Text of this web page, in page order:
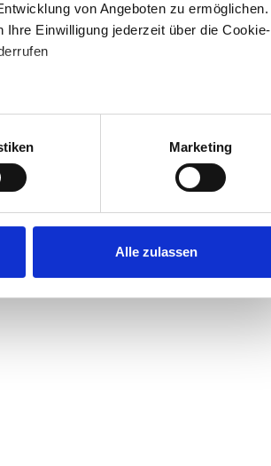
von Angeboten zu ermöglichen.
Einwilligung jederzeit über die Cookie-
Meter genau sein können
identifizieren
legen Sie Ihre Präferenzen imAbschnitt
für soziale Medien anbieten zu können
zu Ihrer Verwendung unserer
Marketing
Alle zulassen